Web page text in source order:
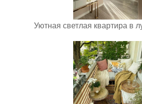
Уютная светлая квартира в